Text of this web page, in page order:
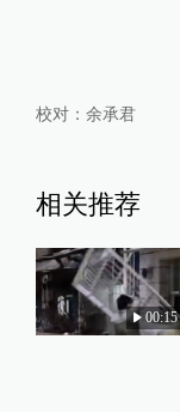
校对： 余承君
相关推荐
00:15